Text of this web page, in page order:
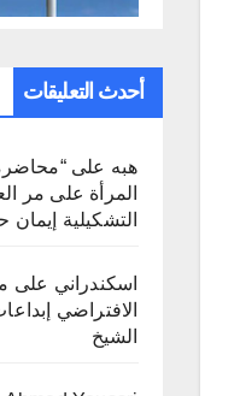
أحدث التعليقات
هبه على
المرأة على مر
التشكيلية إيمان
اسكندراني على
الافتراضي
الشيخ